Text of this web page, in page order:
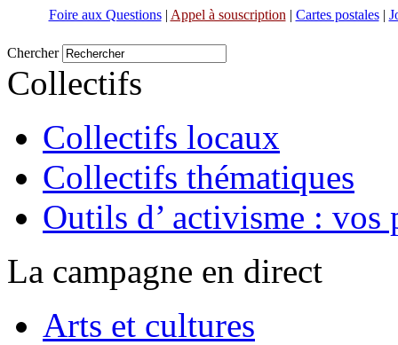
Foire aux Questions| Appel à souscription | Cartes postales|
Chercher
Collectifs
Collectifs locaux
Collectifs thématiques
Outils d’ activisme : vos
La campagne en direct
Arts et cultures